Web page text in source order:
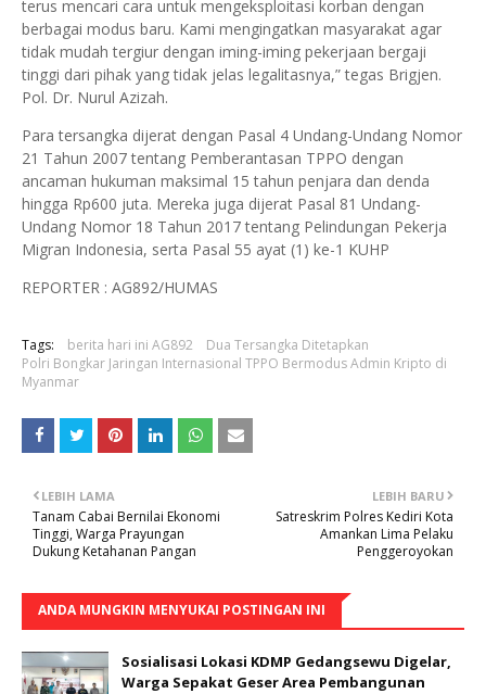
terus mencari cara untuk mengeksploitasi korban dengan
berbagai modus baru. Kami mengingatkan masyarakat agar
tidak mudah tergiur dengan iming-iming pekerjaan bergaji
tinggi dari pihak yang tidak jelas legalitasnya,” tegas Brigjen.
Pol. Dr. Nurul Azizah.
Para tersangka dijerat dengan Pasal 4 Undang-Undang Nomor
21 Tahun 2007 tentang Pemberantasan TPPO dengan
ancaman hukuman maksimal 15 tahun penjara dan denda
hingga Rp600 juta. Mereka juga dijerat Pasal 81 Undang-
Undang Nomor 18 Tahun 2017 tentang Pelindungan Pekerja
Migran Indonesia, serta Pasal 55 ayat (1) ke-1 KUHP
REPORTER : AG892/HUMAS
Tags: berita hari ini AG892
Dua Tersangka Ditetapkan
Polri Bongkar Jaringan Internasional TPPO Bermodus Admin Kripto di
Myanmar
LEBIH BARU
Satreskrim Polres Kediri Kota
Amankan Lima Pelaku
Penggeroyokan
LEBIH LAMA
Tanam Cabai Bernilai Ekonomi
Tinggi, Warga Prayungan
Dukung Ketahanan Pangan
ANDA MUNGKIN MENYUKAI POSTINGAN INI
Sosialisasi Lokasi KDMP Gedangsewu Digelar,
Warga Sepakat Geser Area Pembangunan